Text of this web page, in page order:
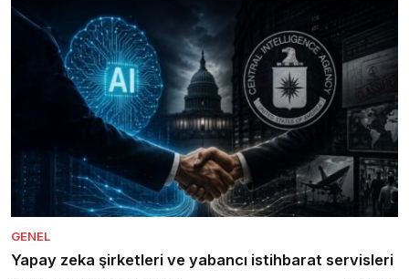
GENEL
Yapay zeka şirketleri ve yabancı istihbarat servisleri